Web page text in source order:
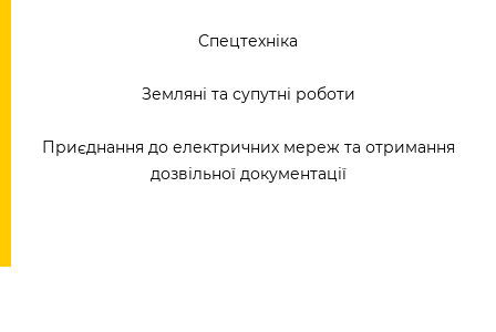
Спецтехніка
Земляні та супутні роботи
Приєднання до електричних мереж та отримання
дозвільної документації